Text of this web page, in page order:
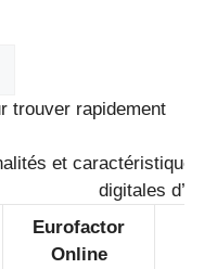
trouver rapidement
et caractéristiques
digitales
Eurofactor
Online